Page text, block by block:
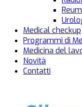
Medical checkup
Programmi di
Medicina del
Novità
Contatti